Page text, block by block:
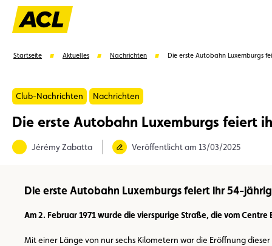
Vorschläge
Startseite Aktuelles Nachrichten Die erste Autobahn Luxemburgs
Club-Nachrichten Nachrichten
Die erste Autobahn Luxemburgs feiert
Jérémy Zabatta Veröffentlicht am 13/03/2025
Die erste Autobahn Luxemburgs feiert ihr 54-
Am 2. Februar 1971 wurde die vierspurige Straße, die vom
Mit einer Länge von nur sechs Kilometern war die Eröffnung